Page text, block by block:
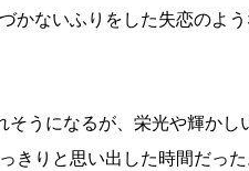
かないふりをした失恋のよ
そうになるが、栄光や輝か
きりと思い出した時間だった